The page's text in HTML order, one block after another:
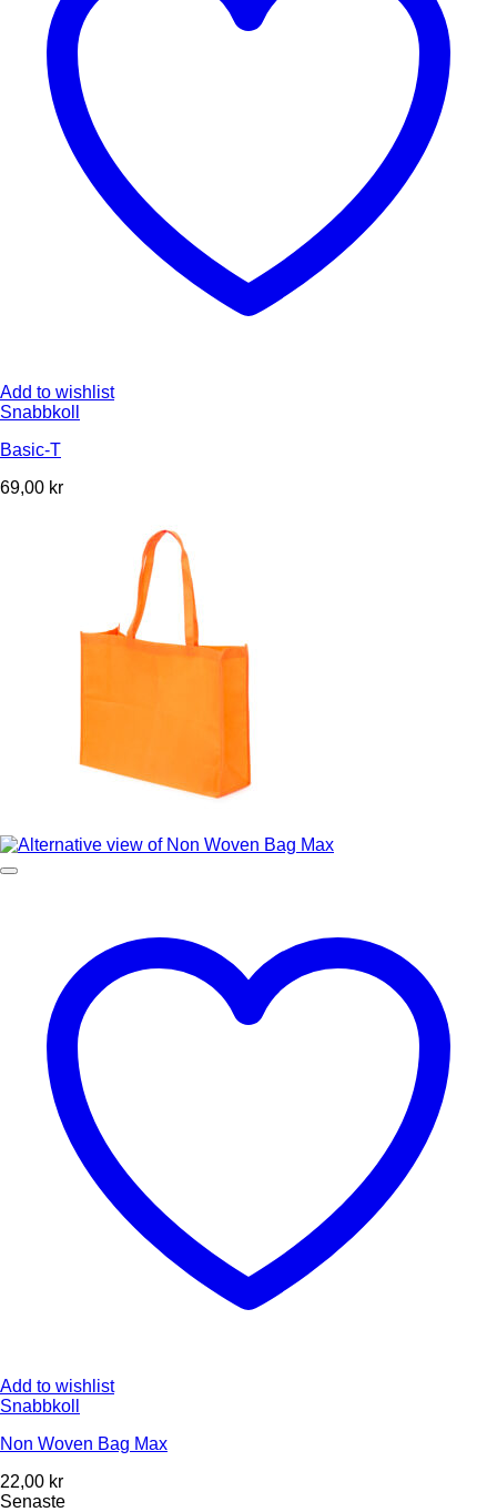
Add to wishlist
Snabbkoll
Basic-T
69,00 kr
Add to wishlist
Snabbkoll
Non Woven Bag Max
22,00 kr
Senaste